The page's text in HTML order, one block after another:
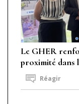
Le GHER
proximité dans
Réagir